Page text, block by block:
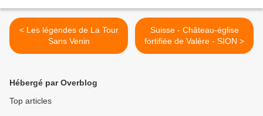
< Les légendes de La Tour
Sans Venin
Suisse - Château-église
fortifiée de Valère - SION >
Hébergé par Overblog
Top articles